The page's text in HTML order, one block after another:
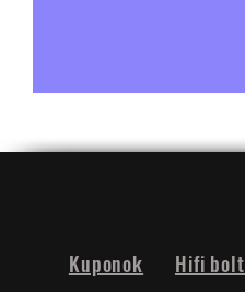
Hifi bolt
Kuponok